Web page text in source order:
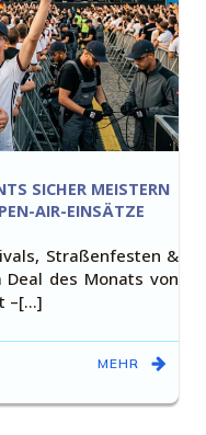
SICHER MEISTERN
AIR-EINSÄTZE
Straßenfesten &
des Monats von
–[…]
MEHR